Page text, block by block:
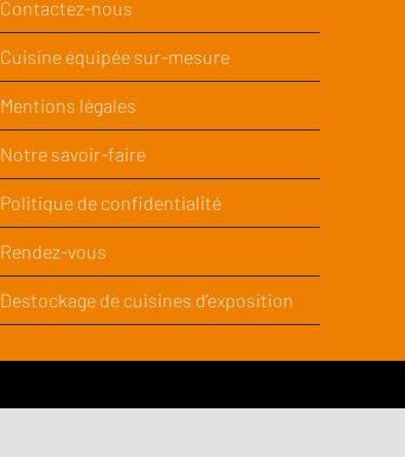
Contactez-nous
Cuisine équipée sur-mesure
Mentions légales
Notre savoir-faire
Politique de confidentialité
Rendez-vous
Destockage de cuisines d’exposition